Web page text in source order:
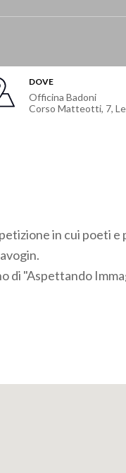
DOVE
Officina Badoni
Corso Matteotti, 7,
in cui poeti
di "Aspettando